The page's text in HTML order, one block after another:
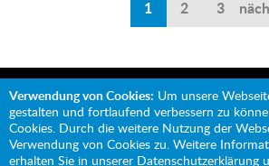
1 2 3
Mit Unterstützung von:
Verwendung von Cookies: Um unsere
gestalten und fortlaufend verbessern zu
Cookies. Durch die weitere Nutzung der
Verwendung von Cookies zu. Weitere
erhalten Sie in unserer Datenschutzerklärung